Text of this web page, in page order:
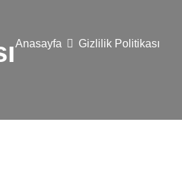
Anasayfa Gizlilik Politikası